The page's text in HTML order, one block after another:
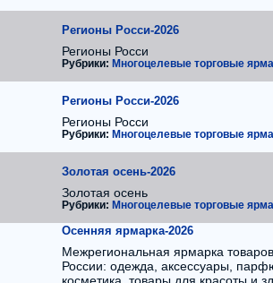
Регионы Росси-2026
Регионы Росси
Рубрики: Многоцелевые торговые
Регионы Росси-2026
Регионы Росси
Рубрики: Многоцелевые торговые
Золотая осень-2026
Золотая осень
Рубрики: Многоцелевые торговые
Осенняя ярмарка-2026
Межрегиональная ярмарка
России: одежда, аксессуары,